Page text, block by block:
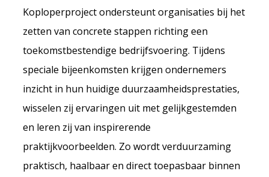
Koploperproject ondersteunt organisaties bij het
zetten van concrete stappen richting een
toekomstbestendige bedrijfsvoering. Tijdens
speciale bijeenkomsten krijgen ondernemers
inzicht in hun huidige duurzaamheidsprestaties,
wisselen zij ervaringen uit met gelijkgestemden
en leren zij van inspirerende
praktijkvoorbeelden. Zo wordt verduurzaming
praktisch, haalbaar en direct toepasbaar binnen